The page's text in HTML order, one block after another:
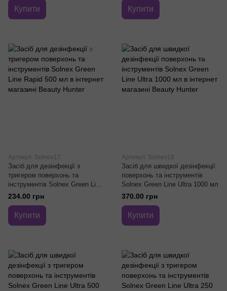
Купити Купити
Артикул: Solnex17
Засіб для дезінфекції з
тригером поверхонь та
інструментів Solnex Green Line
Rapid 500 мл
234.00 грн
Купити
Артикул: Solnex18
Засіб для швидкої дезінфекції
поверхонь та інструментів
Solnex Green Line Ultra 1000 мл
370.00 грн
Купити